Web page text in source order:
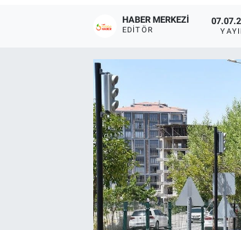
HABER MERKEZI
EDITÖR